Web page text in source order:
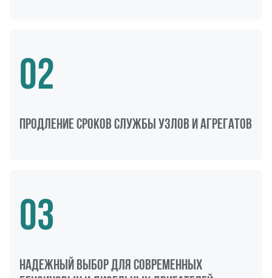
02
продление сроков службы узлов и агрегатов
03
Надежный выбор для современных